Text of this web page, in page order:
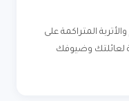
المتراكمة على
لعائلتك وضيوفك